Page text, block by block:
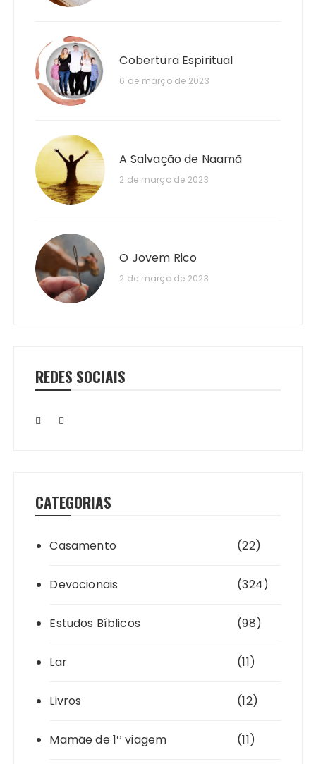
Cobertura Espiritual
6 de março de 2023
A Salvação de Naamã
2 de março de 2023
O Jovem Rico
2 de março de 2023
REDES SOCIAIS
CATEGORIAS
Casamento (22)
Devocionais (324)
Estudos Bíblicos (98)
Lar (11)
Livros (12)
Mamãe de 1ª viagem (11)